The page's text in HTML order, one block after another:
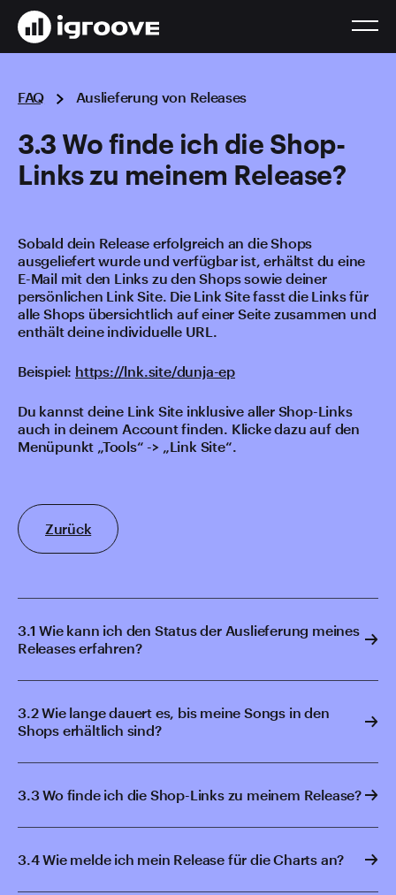
FAQ Auslieferung von Releases
3.3 Wo finde ich die Shop-
Links zu meinem Release?
Sobald dein Release erfolgreich an die Shops
ausgeliefert wurde und verfügbar ist, erhältst du eine
E-Mail mit den Links zu den Shops sowie deiner
persönlichen Link Site. Die Link Site fasst die Links für
alle Shops übersichtlich auf einer Seite zusammen und
enthält deine individuelle URL.
Beispiel: https://lnk.site/dunja-ep
Du kannst deine Link Site inklusive aller Shop-Links
auch in deinem Account finden. Klicke dazu auf den
Menüpunkt „Tools“ -> „Link Site“.
Zurück
3.1 Wie kann ich den Status der Auslieferung meines
Releases erfahren?
3.2 Wie lange dauert es, bis meine Songs in den
Shops erhältlich sind?
3.3 Wo finde ich die Shop-Links zu meinem Release?
3.4 Wie melde ich mein Release für die Charts an?